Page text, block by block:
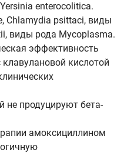
enterocolitica.
Chlamydia psittaci, виды
виды рода Mycoplasma.
эффективность
кислотой
не продуцируют бета-
амоксициллином